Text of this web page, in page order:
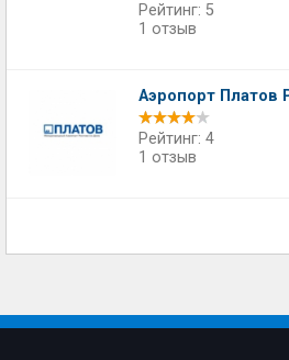
Рейтинг: 5
1 отзыв
Аэропорт Платов
Рейтинг: 4
1 отзыв